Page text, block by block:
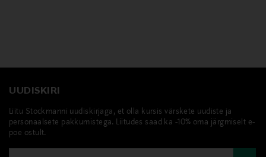
UUDISKIRI
Liitu Stockmanni uudiskirjaga, et olla kursis värskete uudiste ja
personaalsete pakkumistega. Liitudes saad ka -10% oma järgmiselt e-
poe ostult.